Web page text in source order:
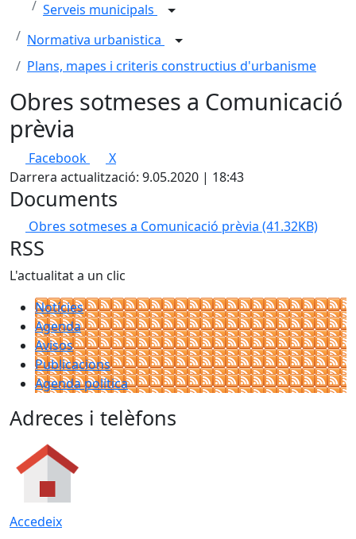
Serveis municipals
Normativa urbanistica
Plans, mapes i criteris constructius d'urbanisme
Obres sotmeses a Comunicació
prèvia
Facebook
X
Darrera actualització: 9.05.2020 | 18:43
Documents
Obres sotmeses a Comunicació prèvia (41.32KB)
RSS
L'actualitat a un clic
Notícies
Agenda
Avisos
Publicacions
Agenda política
Adreces i telèfons
Accedeix